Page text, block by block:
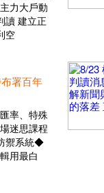
力大戶動
讀 建立正
空
署百年
率、特殊
迷思課程
禦系統◆
用最白